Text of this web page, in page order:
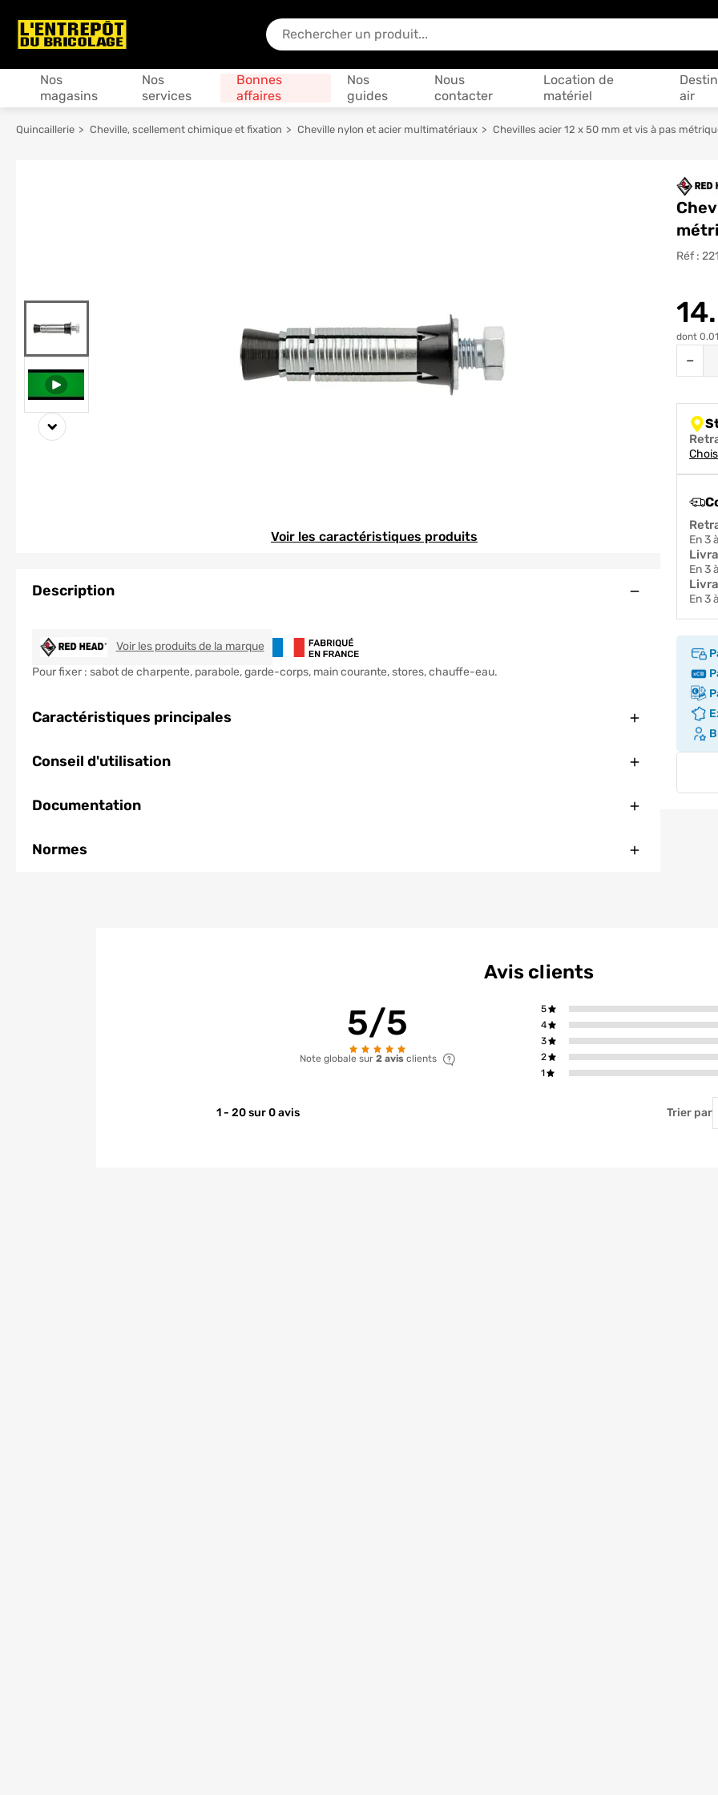
En quoi puis-je vous aider ?
Nos
magasins
Nos
services
Bonnes
affaires
Nos
guides
Nous
contacter
Location de
matériel
air
Quincaillerie Cheville, scellement chimique et fixation Cheville nylon et acier multimatériaux Chevilles acier 12 x 50 mm et vis à pas
Réf :
dont
−
en
en
en
Element 1 sur 2
Voir les caractéristiques produits
Description Ouvert
Voir les produits de la marqueRED HEAD
Pour fixer : sabot de charpente, parabole, garde-corps, main courante, stores, chauffe-eau.
Caractéristiques principales Fermer
Conseil d'utilisation Fermer
Documentation Fermer
Normes Fermer
Avis clients
5/5
Note globale sur2 avis clients
5
4
3
2
1
1 - 20 sur 0 avis Trier par